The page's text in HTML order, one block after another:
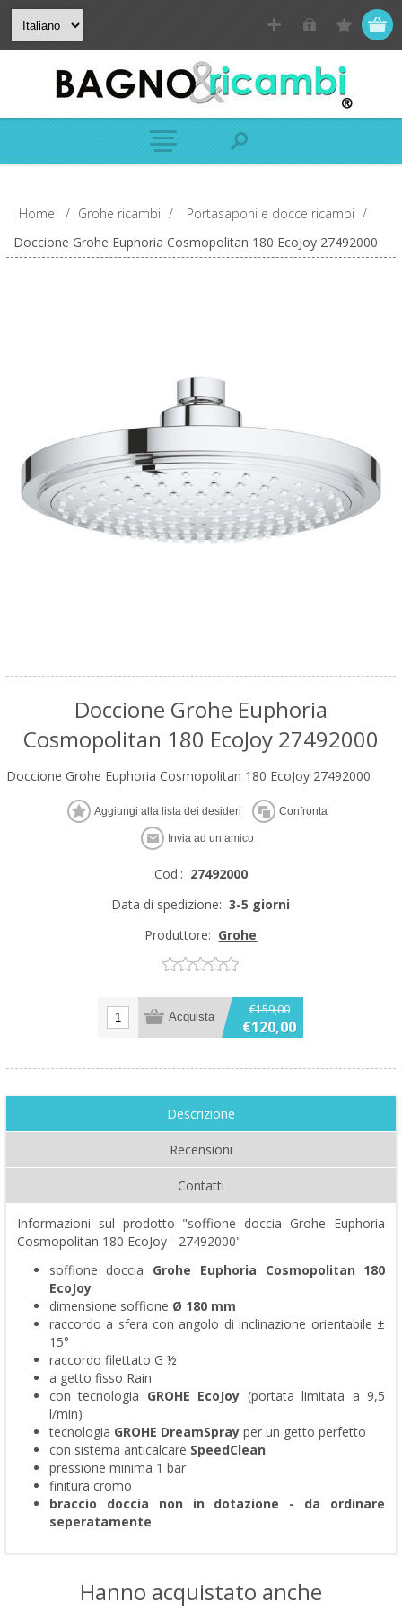
Home / Grohe ricambi / Portasaponi e docce ricambi /
Doccione Grohe Euphoria Cosmopolitan 180 EcoJoy 27492000
Doccione Grohe Euphoria
Cosmopolitan 180 EcoJoy 27492000
Doccione Grohe Euphoria Cosmopolitan 180 EcoJoy 27492000
Cod.: 27492000
Data di spedizione: 3-5 giorni
Produttore: Grohe
€159,00
€120,00
Descrizione
Recensioni
Contatti
Informazioni sul prodotto "soffione doccia Grohe Euphoria
Cosmopolitan 180 EcoJoy - 27492000"
soffione doccia Grohe Euphoria Cosmopolitan 180
EcoJoy
dimensione soffione Ø 180 mm
raccordo a sfera con angolo di inclinazione orientabile ±
15°
raccordo filettato G ½
a getto fisso Rain
con tecnologia GROHE EcoJoy (portata limitata a 9,5
l/min)
tecnologia GROHE DreamSprayper un getto perfetto
con sistema anticalcare SpeedClean
pressione minima 1 bar
finitura cromo
braccio doccia non in dotazione - da ordinare
seperatamente
Hanno acquistato anche